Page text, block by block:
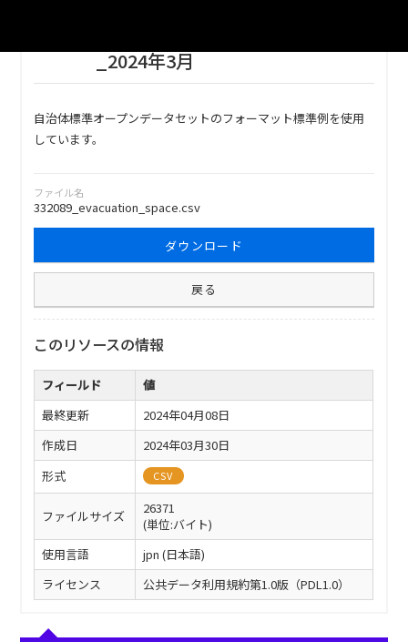
_2024年3月
自治体標準オープンデータセットのフォーマット標準例を使用
しています。
ファイル名
332089_evacuation_space.csv
ダウンロード
戻る
このリソースの情報
フィールド
値
最終更新
2024年04月08日
作成日
2024年03月30日
形式
CSV
ファイルサイズ
26371
(単位:バイト)
使用言語
jpn (日本語)
ライセンス
公共データ利用規約第1.0版（PDL1.0）